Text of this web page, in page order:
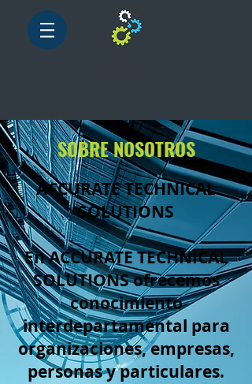
SOBRE NOSOTROS
ACCURATE TECHNICAL
SOLUTIONS
En ACCURATE TECHNICAL
SOLUTIONS ofrecemos
conocimiento
interdepartamental para
organizaciones, empresas,
personas y particulares.